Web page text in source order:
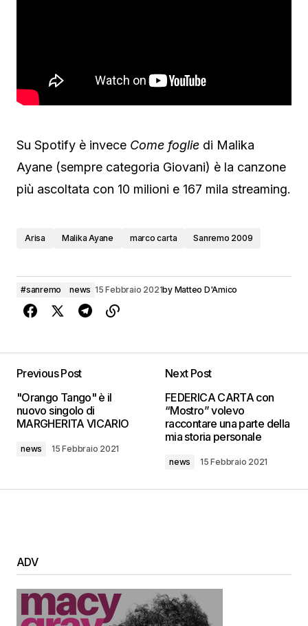
Su Spotify è invece Come foglie di Malika
Ayane (sempre categoria Giovani) è la canzone
più ascoltata con 10 milioni e 167 mila streaming.
Arisa Malika Ayane marco carta Sanremo 2009
#sanremo news 15 Febbraio 2021by Matteo D'Amico
Previous Post
"Orango Tango" è il
nuovo singolo di
MARGHERITA VICARIO
news 15 Febbraio 2021
Next Post
FEDERICA CARTA con
“Mostro” volevo
raccontare una parte della
mia storia personale
news 15 Febbraio 2021
ADV